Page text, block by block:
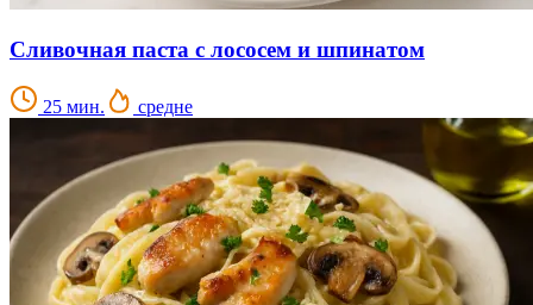
Сливочная паста с лососем и шпинатом
25 мин. средне